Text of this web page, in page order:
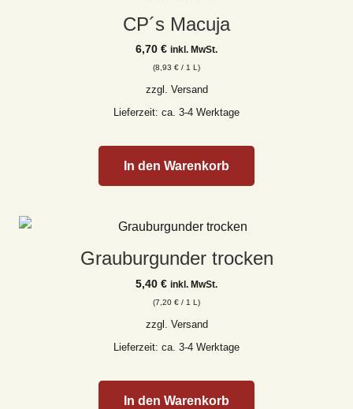
CP´s Macuja
6,70 € inkl. MwSt.
(8,93 € / 1 L)
zzgl. Versand
Lieferzeit: ca. 3-4 Werktage
In den Warenkorb
Grauburgunder trocken
5,40 € inkl. MwSt.
(7,20 € / 1 L)
zzgl. Versand
Lieferzeit: ca. 3-4 Werktage
In den Warenkorb